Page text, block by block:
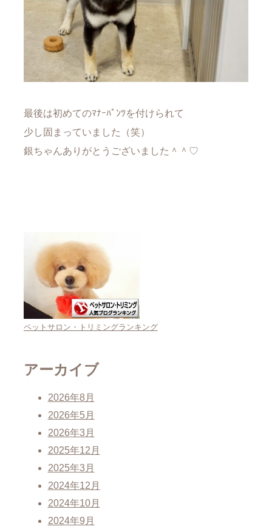
最後は初めてのﾏﾅｰﾊﾟﾝﾂを付けられて
少し固まっていました（笑）
銀ちゃんありがとうございました＾＾♡
ペットサロン・トリミングランキング
アーカイブ
2026年8月
2026年5月
2026年3月
2025年12月
2025年3月
2024年12月
2024年10月
2024年9月